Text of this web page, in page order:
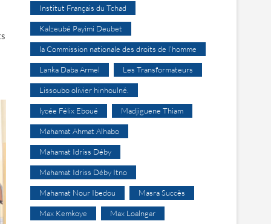
Institut Français du Tchad
Kalzeubé Payimi Deubet
la Commission nationale des droits de l’homme
Lanka Daba Armel Les Transformateurs
Lissoubo olivier hinhoulné.
lycée Félix Eboué Madjiguene Thiam
Mahamat Ahmat Alhabo
Mahamat Idriss Déby
Mahamat Idriss Déby Itno
Mahamat Nour Ibedou Masra Succès
Max Kemkoye Max Loalngar